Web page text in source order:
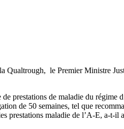
Qualtrough, le Premier Ministre
prestations de maladie du régime
de 50 semaines, tel que
prestations maladie de l’A-E, a-t-il